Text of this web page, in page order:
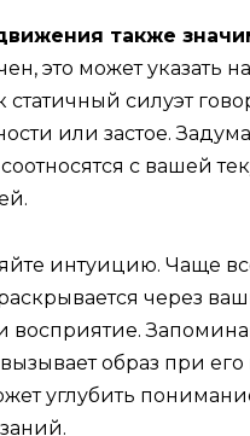
также
это может указать
статичный силуэт
или застое.
с вашей
интуицию. Чаще
через
восприятие.
образ при
углубить